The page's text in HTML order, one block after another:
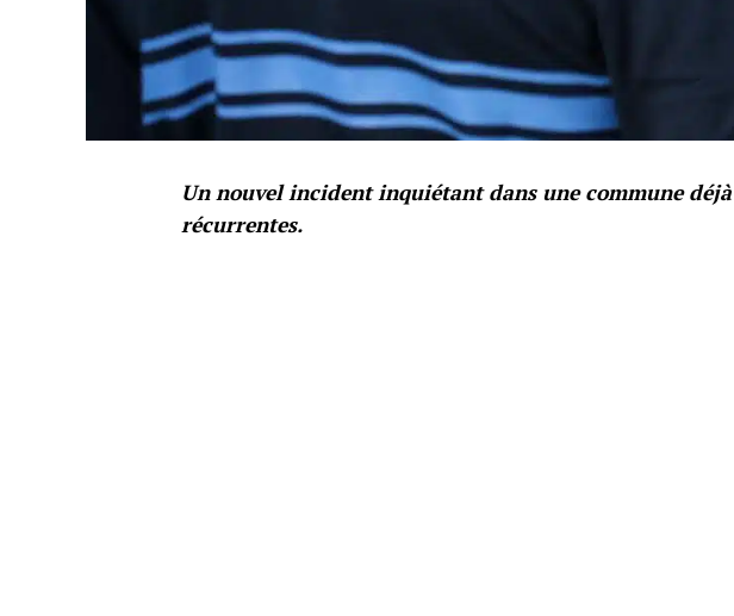
Un nouvel incident inquiétant dans une commune
récurrentes.